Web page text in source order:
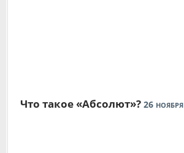
Что такое «Абсолют»? 26 НОЯБРЯ